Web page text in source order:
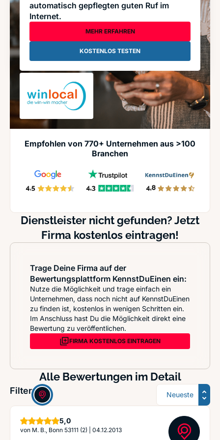
automatisch gepflegten guten Ruf im
Internet.
MEHR ERFAHREN
KOSTENLOS TESTEN
Empfohlen von 770+ Unternehmen aus >100
Branchen
Dienstleister nicht gefunden? Jetzt
Firma kostenlos eintragen!
Trage Deine Firma auf der
Bewertungsplattform KennstDuEinen ein:
Nutze die Möglichkeit und trage einfach ein
Unternehmen, dass noch nicht auf KennstDuEinen
zu finden ist, kostenlos in wenigen Schritten ein.
Im Anschluss hast Du die Möglichkeit direkt eine
Bewertung zu veröffentlichen.
FIRMA KOSTENLOS EINTRAGEN
Alle Bewertungen im Detail
Filter: Sortierung
5,0Sterne
von M. B., Bonn 53111 (2) 04.12.2013